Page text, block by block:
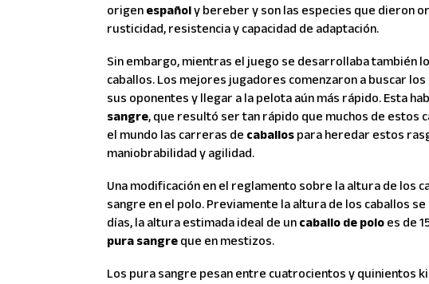
origen españoly bereber y son las especies que dieron
rusticidad, resistencia y capacidad de adaptación.
Sin embargo, mientras el juego se desarrollaba también
caballos. Los mejores jugadores comenzaron a buscar
sus oponentes y llegar a la pelota aún más rápido. Esta
sangre, que resultó ser tan rápido que muchos de estos
el mundo las carreras de caballos para heredar estos
maniobrabilidad y agilidad.
Una modificación en el reglamento sobre la altura de los
sangre en el polo. Previamente la altura de los caballos
días, la altura estimada ideal de un caballo de polo es de
pura sangre que en mestizos.
Los pura sangre pesan entre cuatrocientos y quinientos